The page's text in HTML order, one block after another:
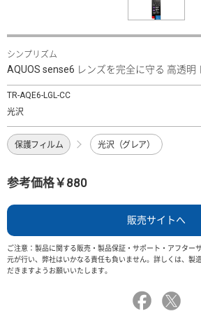
シンプリズム
AQUOS sense6 レンズを完全に守る 高透明
TR-AQE6-LGL-CC
光沢
保護フィルム 光沢（グレア）
参考価格￥880
販売サイトへ
ご注意：製品に関する販売・製品保証・サポート・アフター
元が行い、弊社はいかなる責任も負いません。詳しくは、製
だきますようお願いいたします。